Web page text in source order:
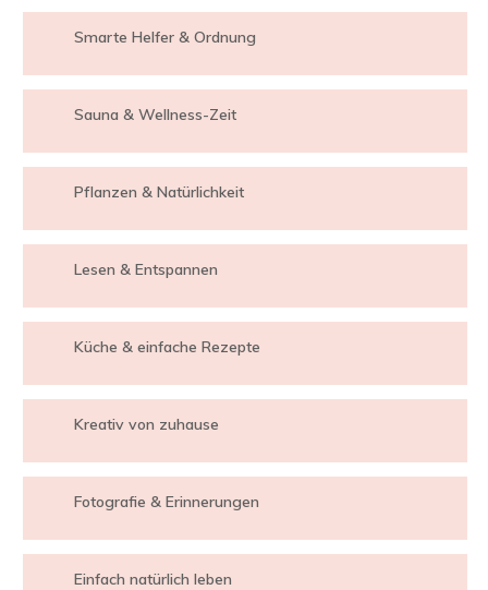
Smarte Helfer & Ordnung
Sauna & Wellness-Zeit
Pflanzen & Natürlichkeit
Lesen & Entspannen
Küche & einfache Rezepte
Kreativ von zuhause
Fotografie & Erinnerungen
Einfach natürlich leben